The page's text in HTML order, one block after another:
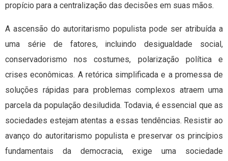
propício para a centralização das decisões em suas mãos.
A ascensão do autoritarismo populista pode ser atribuída a
uma série de fatores, incluindo desigualdade social,
conservadorismo nos costumes, polarização política e
crises econômicas. A retórica simplificada e a promessa de
soluções rápidas para problemas complexos atraem uma
parcela da população desiludida. Todavia, é essencial que as
sociedades estejam atentas a essas tendências. Resistir ao
avanço do autoritarismo populista e preservar os princípios
fundamentais da democracia, exige uma sociedade